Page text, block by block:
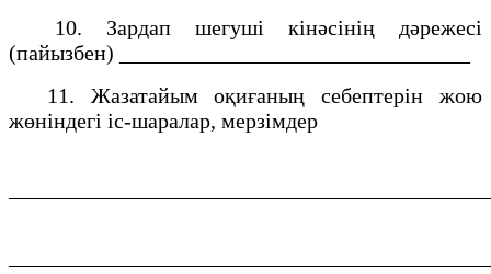
10. Зардап шегуші кінәсінің дәрежесі
(пайызбен) ________________________________
11. Жазатайым оқиғаның себептерін жою
жөніндегі іс-шаралар, мерзімдер